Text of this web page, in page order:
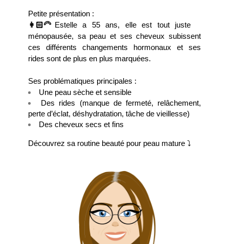
Petite présentation :
👩🏻‍🦳 Estelle a 55 ans, elle est tout juste
ménopausée, sa peau et ses cheveux subissent
ces différents changements hormonaux et ses
rides sont de plus en plus marquées.
Ses problématiques principales :
Une peau sèche et sensible
Des rides (manque de fermeté, relâchement,
perte d’éclat, déshydratation, tâche de vieillesse)
Des cheveux secs et fins
Découvrez sa routine beauté pour peau mature ⤵️